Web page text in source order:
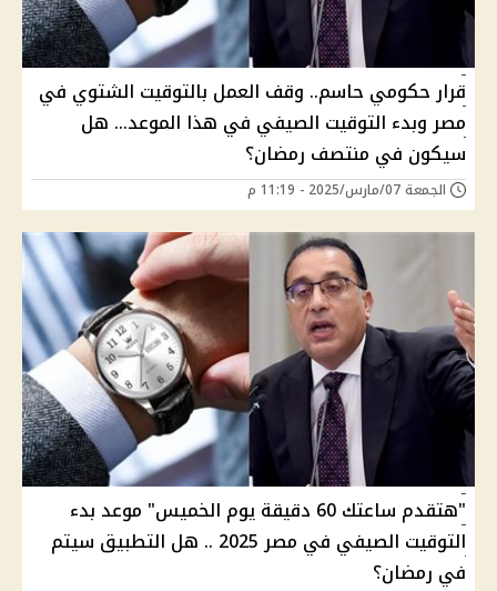
قرار حكومي حاسم.. وقف العمل بالتوقيت الشتوي في
مصر وبدء التوقيت الصيفي في هذا الموعد... هل
سيكون في منتصف رمضان؟
الجمعة 07/مارس/2025 - 11:19 م
"هتقدم ساعتك 60 دقيقة يوم الخميس" موعد بدء
التوقيت الصيفي في مصر 2025 .. هل التطبيق سيتم
في رمضان؟